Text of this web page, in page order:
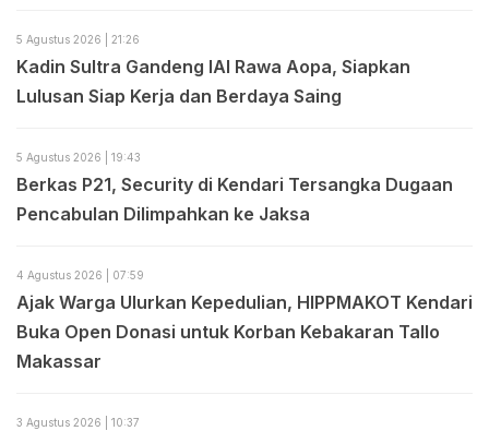
5 Agustus 2026 | 21:26
Kadin Sultra Gandeng IAI Rawa Aopa, Siapkan
Lulusan Siap Kerja dan Berdaya Saing
5 Agustus 2026 | 19:43
Berkas P21, Security di Kendari Tersangka Dugaan
Pencabulan Dilimpahkan ke Jaksa
4 Agustus 2026 | 07:59
Ajak Warga Ulurkan Kepedulian, HIPPMAKOT Kendari
Buka Open Donasi untuk Korban Kebakaran Tallo
Makassar
3 Agustus 2026 | 10:37